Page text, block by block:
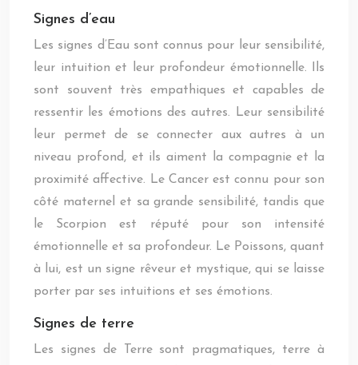
Signes d’eau
Les signes d’Eau sont connus pour leur sensibilité,
leur intuition et leur profondeur émotionnelle. Ils
sont souvent très empathiques et capables de
ressentir les émotions des autres. Leur sensibilité
leur permet de se connecter aux autres à un
niveau profond, et ils aiment la compagnie et la
proximité affective. Le Cancer est connu pour son
côté maternel et sa grande sensibilité, tandis que
le Scorpion est réputé pour son intensité
émotionnelle et sa profondeur. Le Poissons, quant
à lui, est un signe rêveur et mystique, qui se laisse
porter par ses intuitions et ses émotions.
Signes de terre
Les signes de Terre sont pragmatiques, terre à